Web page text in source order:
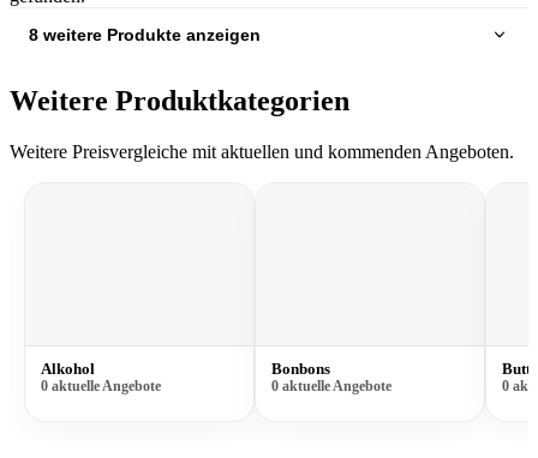
8 weitere Produkte anzeigen
Weitere Produktkategorien
Weitere Preisvergleiche mit aktuellen und kommenden Angeboten.
Alkohol
0 aktuelle Angebote
Bonbons
0 aktuelle Angebote 0